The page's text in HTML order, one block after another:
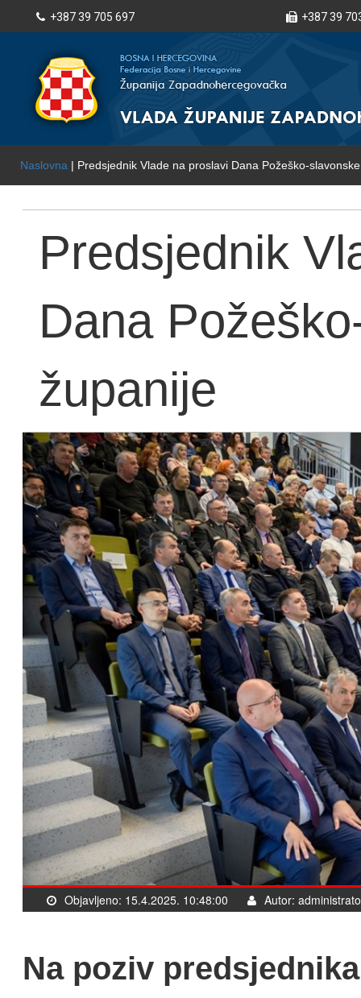
+387 39 705 697 +387 39
Naslovna | Predsjednik Vlade na proslavi Dana Požeško-
Predsjednik
Dana
županije
Objavljeno: 15.4.2025. 10:48:00 Autor:
Na poziv